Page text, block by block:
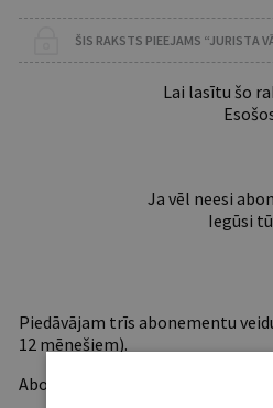
ŠIS RAKSTS PIEEJAMS “JURISTA
Lai lasītu šo
Ja vēl neesi
Iegūsi
Piedāvājam trīs abonementu
12 mēnešiem).
Abonentu ieguvumi: